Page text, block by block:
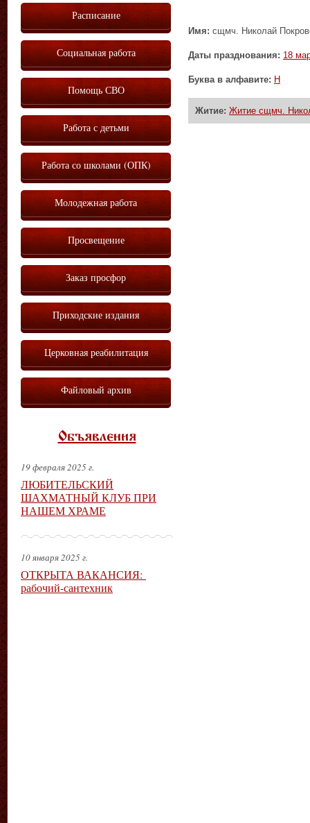
Имя: сщмч. Николай
Даты празднования: 18
Буква в алфавите: Н
Житие: Житие сщмч.
Расписание
Социальная работа
Помощь СВО
Работа с детьми
Работа со школами (ОПК)
Молодежная работа
Просвещение
Заказ просфор
Приходские издания
Церковная реабилитация
Файловый архив
Объявления
19 февраля 2025 г.
ЛЮБИТЕЛЬСКИЙ
ШАХМАТНЫЙ КЛУБ ПРИ
НАШЕМ ХРАМЕ
10 января 2025 г.
ОТКРЫТА ВАКАНСИЯ:
рабочий-сантехник